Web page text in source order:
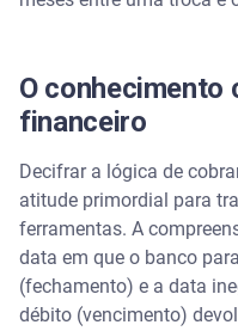
O conhecimento
financeiro
Decifrar a lógica de
atitude primordial para
ferramentas. A
data em que o banco
(fechamento) e a data
débito (vencimento)